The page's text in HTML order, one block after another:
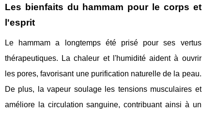
Les bienfaits du hammam pour le corps et
l'esprit
Le hammam a longtemps été prisé pour ses vertus
thérapeutiques. La chaleur et l'humidité aident à ouvrir
les pores, favorisant une purification naturelle de la peau.
De plus, la vapeur soulage les tensions musculaires et
améliore la circulation sanguine, contribuant ainsi à un